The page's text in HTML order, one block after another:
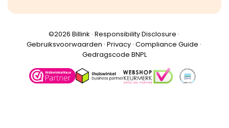
©️2026 Billink · Responsibility Disclosure ·
Gebruiksvoorwaarden · Privacy· Compliance Guide ·
Gedragscode BNPL